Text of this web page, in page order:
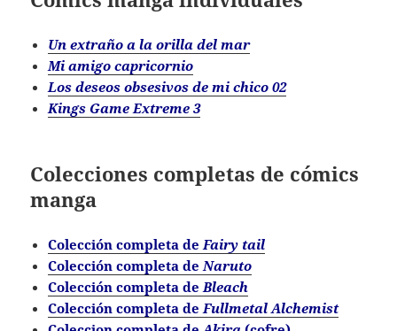
Un extraño a la orilla del mar
Mi amigo capricornio
Los deseos obsesivos de mi chico 02
Kings Game Extreme 3
Colecciones completas de cómics
manga
Colección completa deFairy tail
Colección completa deNaruto
Colección completa deBleach
Colección completa deFullmetal Alchemist